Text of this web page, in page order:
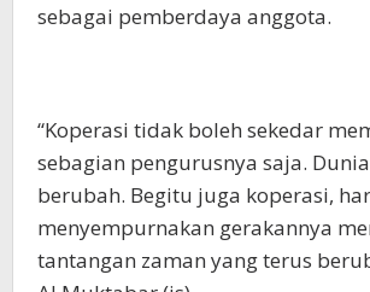
sebagai pemberdaya anggota.
“Koperasi tidak boleh sekedar
sebagian pengurusnya saja.
berubah. Begitu juga koperasi,
menyempurnakan gerakannya
tantangan zaman yang terus